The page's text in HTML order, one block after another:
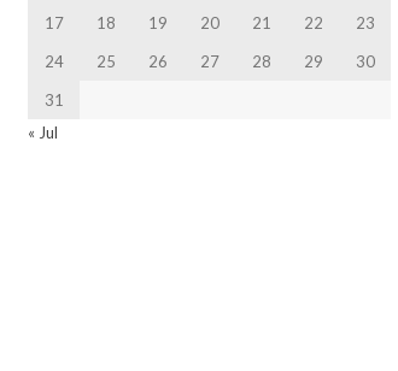
17
18 19 20 21 22
23
24
25 26 27 28 29
30
31
« Jul